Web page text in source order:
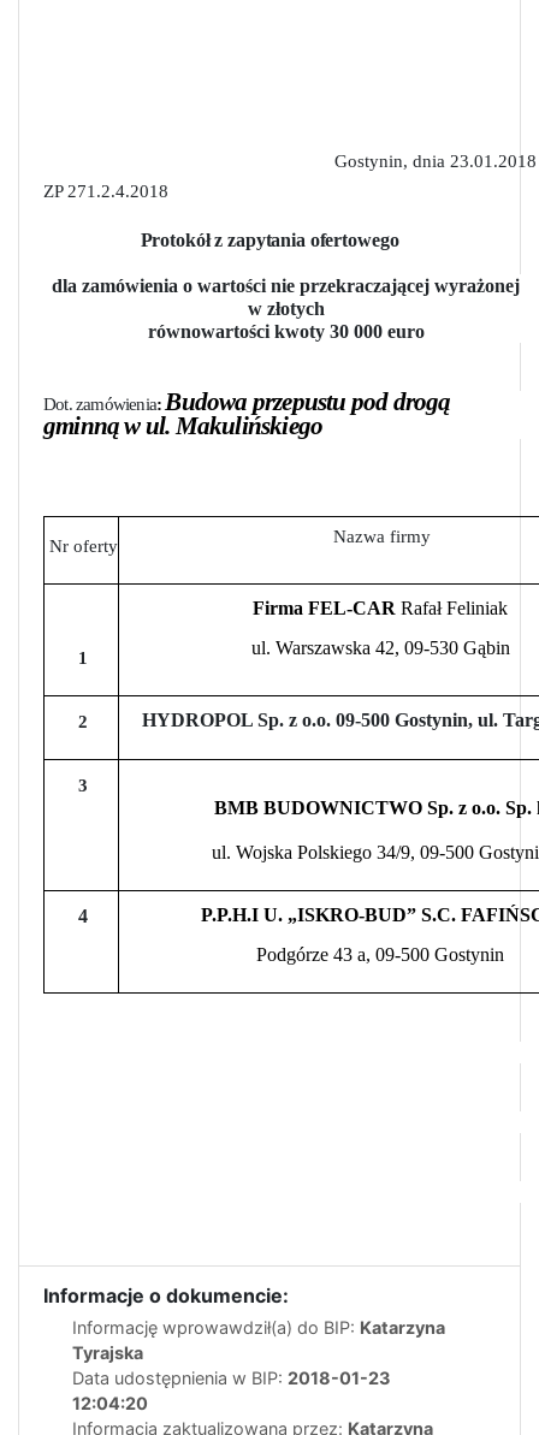
Gostynin, dnia 23
ZP 271.2.4.2018
Protokółz zapytania ofertowego
dla zamówienia o wartości nie przekraczającejwyrażonej
w złotych
równowartości kwoty 30 000 euro
Dot. zamówienia: Budowa przepustu pod drogą
gminną w ul. Makulińskiego
Nr oferty Nazwa firmy
1
Firma FEL-CAR Rafał Feliniak
ul. Warszawska 42, 09-530 Gąbin
2 HYDROPOL Sp. z o.o. 09-500 Gostynin, ul.
3
BMB BUDOWNICTWO Sp. z o.o. Sp.
ul. Wojska Polskiego 34/9, 09-500
4
P.P.H.I U. „ISKRO-BUD” S.C.
Podgórze 43 a, 09-500 Gostynin
Informacje o dokumencie:
Informację wprowawdził(a) do BIP: Katarzyna
Tyrajska
Data udostępnienia w BIP: 2018-01-23
12:04:20
Informacja zaktualizowana przez: Katarzyna